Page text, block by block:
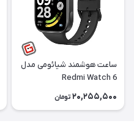
ساعت هوشمند شیائومی مدل
Redmi Watch 6
20,255,500 تومان